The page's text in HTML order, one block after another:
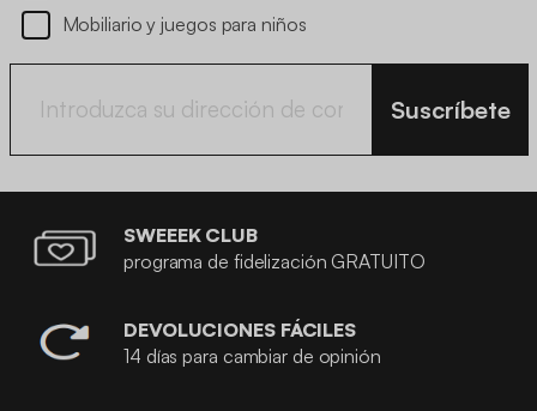
Mobiliario y juegos para niños
Suscríbete
SWEEEK CLUB
programa de fidelización GRATUITO
DEVOLUCIONES FÁCILES
14 días para cambiar de opinión